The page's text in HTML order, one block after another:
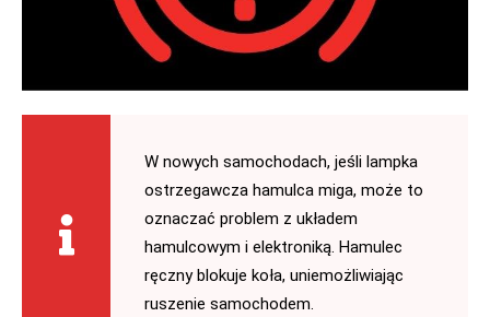
W nowych samochodach, jeśli lampka
ostrzegawcza hamulca miga, może to
oznaczać problem z układem
hamulcowym i elektroniką. Hamulec
ręczny blokuje koła, uniemożliwiając
ruszenie samochodem.